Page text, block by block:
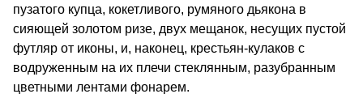
пузатого купца, кокетливого, румяного дьякона в
сияющей золотом ризе, двух мещанок, несущих пустой
футляр от иконы, и, наконец, крестьян-кулаков с
водруженным на их плечи стеклянным, разубранным
цветными лентами фонарем.